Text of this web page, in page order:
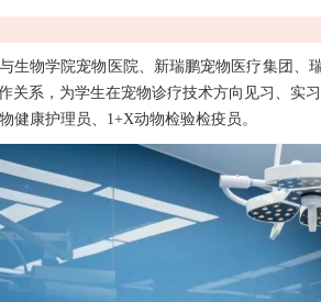
生物学院宠物医院、新瑞鹏宠物医疗集团
关系，为学生在宠物诊疗技术方向见习、实
健康护理员、1+X动物检验检疫员。